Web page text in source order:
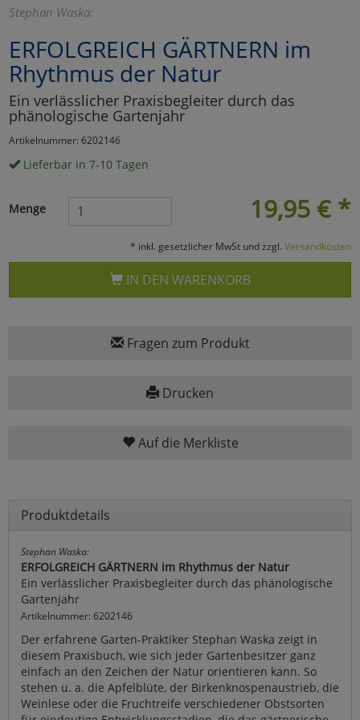
Stephan Waska:
ERFOLGREICH GÄRTNERN im
Rhythmus der Natur
Ein verlässlicher Praxisbegleiter durch das
phänologische Gartenjahr
Artikelnummer: 6202146
Lieferbar in 7-10 Tagen
19,95 € *
Menge
* inkl. gesetzlicher MwSt und zzgl. Versandkosten
IN DEN WARENKORB
Fragen zum Produkt
Drucken
Auf die Merkliste
Produktdetails
Stephan Waska:
ERFOLGREICH GÄRTNERN im Rhythmus der Natur
Ein verlässlicher Praxisbegleiter durch das phänologische
Gartenjahr
Artikelnummer: 6202146
Der erfahrene Garten-Praktiker Stephan Waska zeigt in
diesem Praxisbuch, wie sich jeder Gartenbesitzer ganz
einfach an den Zeichen der Natur orientieren kann. So
stehen u. a. die Apfelblüte, der Birkenknospenaustrieb, die
Weinlese oder die Fruchtreife verschiedener Obstsorten
Umfragetools
Cookies
Einstellungen speichern
zu Haupptseite